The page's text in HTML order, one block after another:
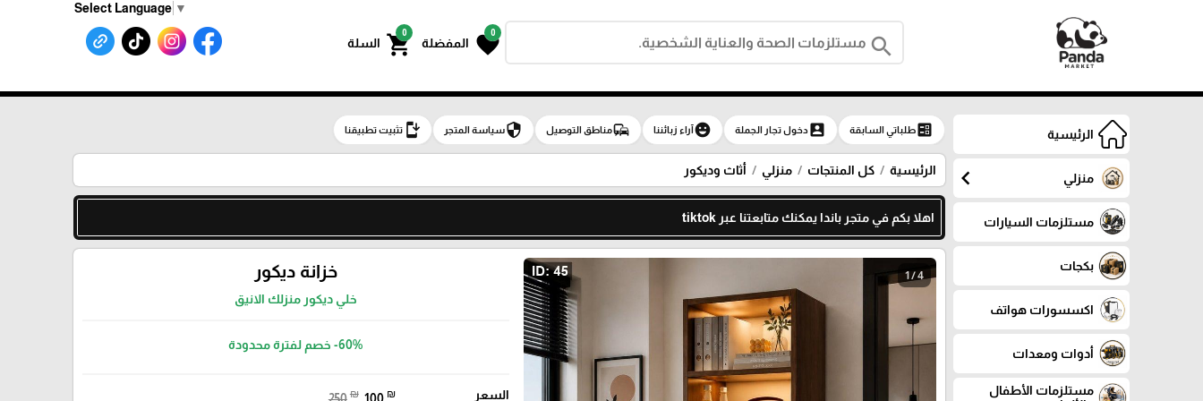
Select Language ▼
search
0
favorite المفضلة
0
shopping_cart السلة
الرئيسية
منزلي chevron_left
مستلزمات السيارات
بكجات
اكسسورات هواتف
أدوات ومعدات
مستلزمات الأطفال
ballotطلباتي السابقة account_boxدخول تجار الجملة emoji_emotionsآراء زبائننا commuteمناطق التوصيل securityسياسة المتجر install_mobileتثبيت تطبيقنا
الرئيسية كل المنتجات منزلي أثاث وديكور
اهلا بكم في متجر باندا يمكنك متابعتنا عبر tiktok
1 / 4 خزانة ديكور
خلي ديكور منزلك الانيق
-60%خصم لفترة محدودة
السعر ₪ ₪